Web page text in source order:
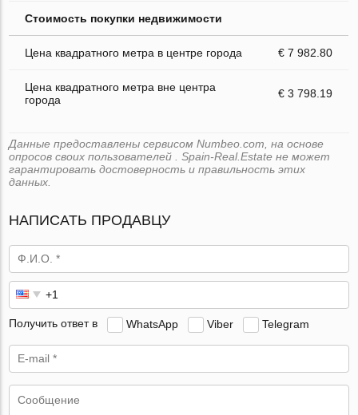
Стоимость покупки недвижимости
Цена квадратного метра в центре города € 7 982.80
Цена квадратного метра вне центра
города
€ 3 798.19
Данные предоставлены сервисом Numbeo.com, на основе
опросов своих пользователей . Spain-Real.Estate не может
гарантировать достоверность и правильность этих
данных.
НАПИСАТЬ ПРОДАВЦУ
Получить ответ в WhatsApp Viber Telegram